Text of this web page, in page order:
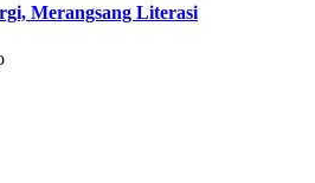
Merangsang Literasi